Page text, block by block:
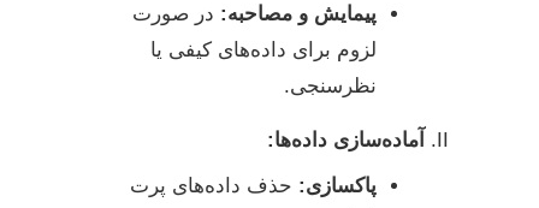
پیمایش و مصاحبه: در صورت
لزوم برای داده‌های کیفی یا
نظرسنجی.
آماده‌سازی داده‌ها:
پاکسازی: حذف داده‌های پرت